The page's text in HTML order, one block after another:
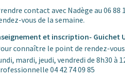
contact avec Nadège au 06
vous de la semaine.
et inscription- Guichet
connaître le point de rendez-vous
mardi, jeudi, vendredi de 8h30 à
04 42 74 09 85